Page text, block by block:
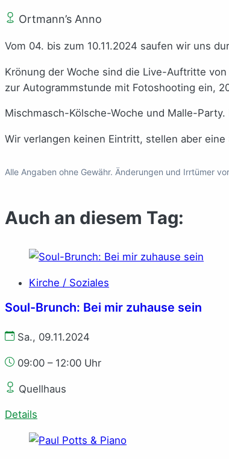
Ortmann’s Anno
Vom 04. bis zum 10.11.2024 saufen wir uns
Krönung der Woche sind die Live-Auftritte
zur Autogrammstunde mit Fotoshooting ein,
Mischmasch-Kölsche-Woche und Malle-
Wir verlangen keinen Eintritt, stellen aber
Alle Angaben ohne Gewähr. Änderungen und Irrtümer
Auch an diesem Tag:
Kirche / Soziales
Soul-Brunch: Bei mir zuhause sein
Sa., 09.11.2024
09:00 – 12:00 Uhr
Quellhaus
Details